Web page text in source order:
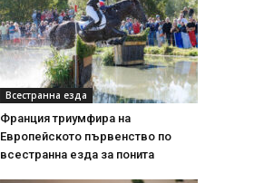
Всестранна езда
Франция триумфира на
Европейското първенство по
всестранна езда за понита